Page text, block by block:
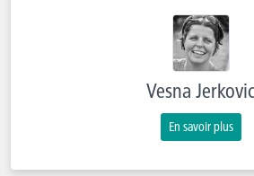
Vesna Jerkovic
En savoir plus